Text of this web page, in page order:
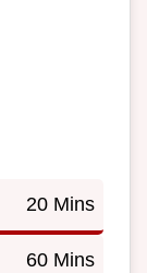
20 Mins
60 Mins